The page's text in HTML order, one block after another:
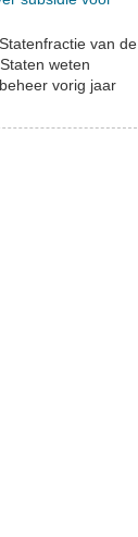
van de
weten
vorig jaar